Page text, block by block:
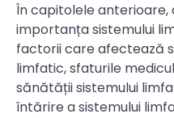
În capitolele
importanța sistemului
factorii care afectează
limfatic, sfaturile
sănătății sistemului
întărire a sistemului